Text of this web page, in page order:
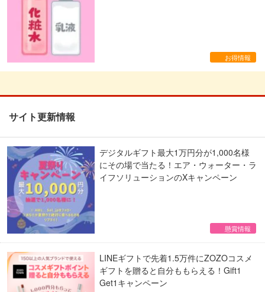
お得情報
サイト更新情報
デジタルギフト最大1万円分が1,000名様
にその場で当たる！エア・ウォーター・ラ
イフソリューションのXキャンペーン
懸賞情報
LINEギフトで先着1.5万件にZOZOコスメ
ギフトを贈ると自分ももらえる！Gift1
Get1キャンペーン